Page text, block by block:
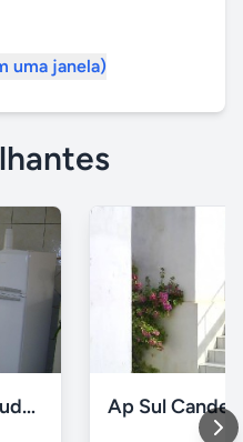
uma janela)
República Vernaglia-Estudantes e ou Trabalhadores Ap Sul